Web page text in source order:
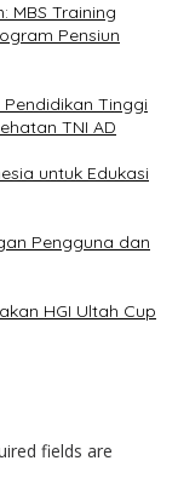
MBS Training
Pensiun
Tinggi
TNI AD
untuk Edukasi
Pengguna dan
HGI Ultah Cup
fields are